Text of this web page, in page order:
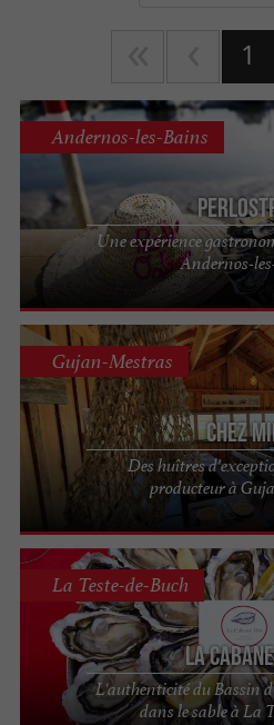
1
Une expérience
Andernos-
Andernos-les-Bains
Chez
Des huîtres
producteur à
Gujan-Mestras
La
L'authenticité du Bassin
dans le sable à La
La Teste-de-Buch